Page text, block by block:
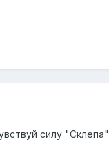
силу